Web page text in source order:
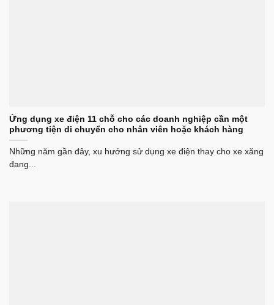
Ứng dụng xe điện 11 chỗ cho các doanh nghiệp cần một
phương tiện di chuyển cho nhân viên hoặc khách hàng
Những năm gần đây, xu hướng sử dụng xe điện thay cho xe xăng
đang...